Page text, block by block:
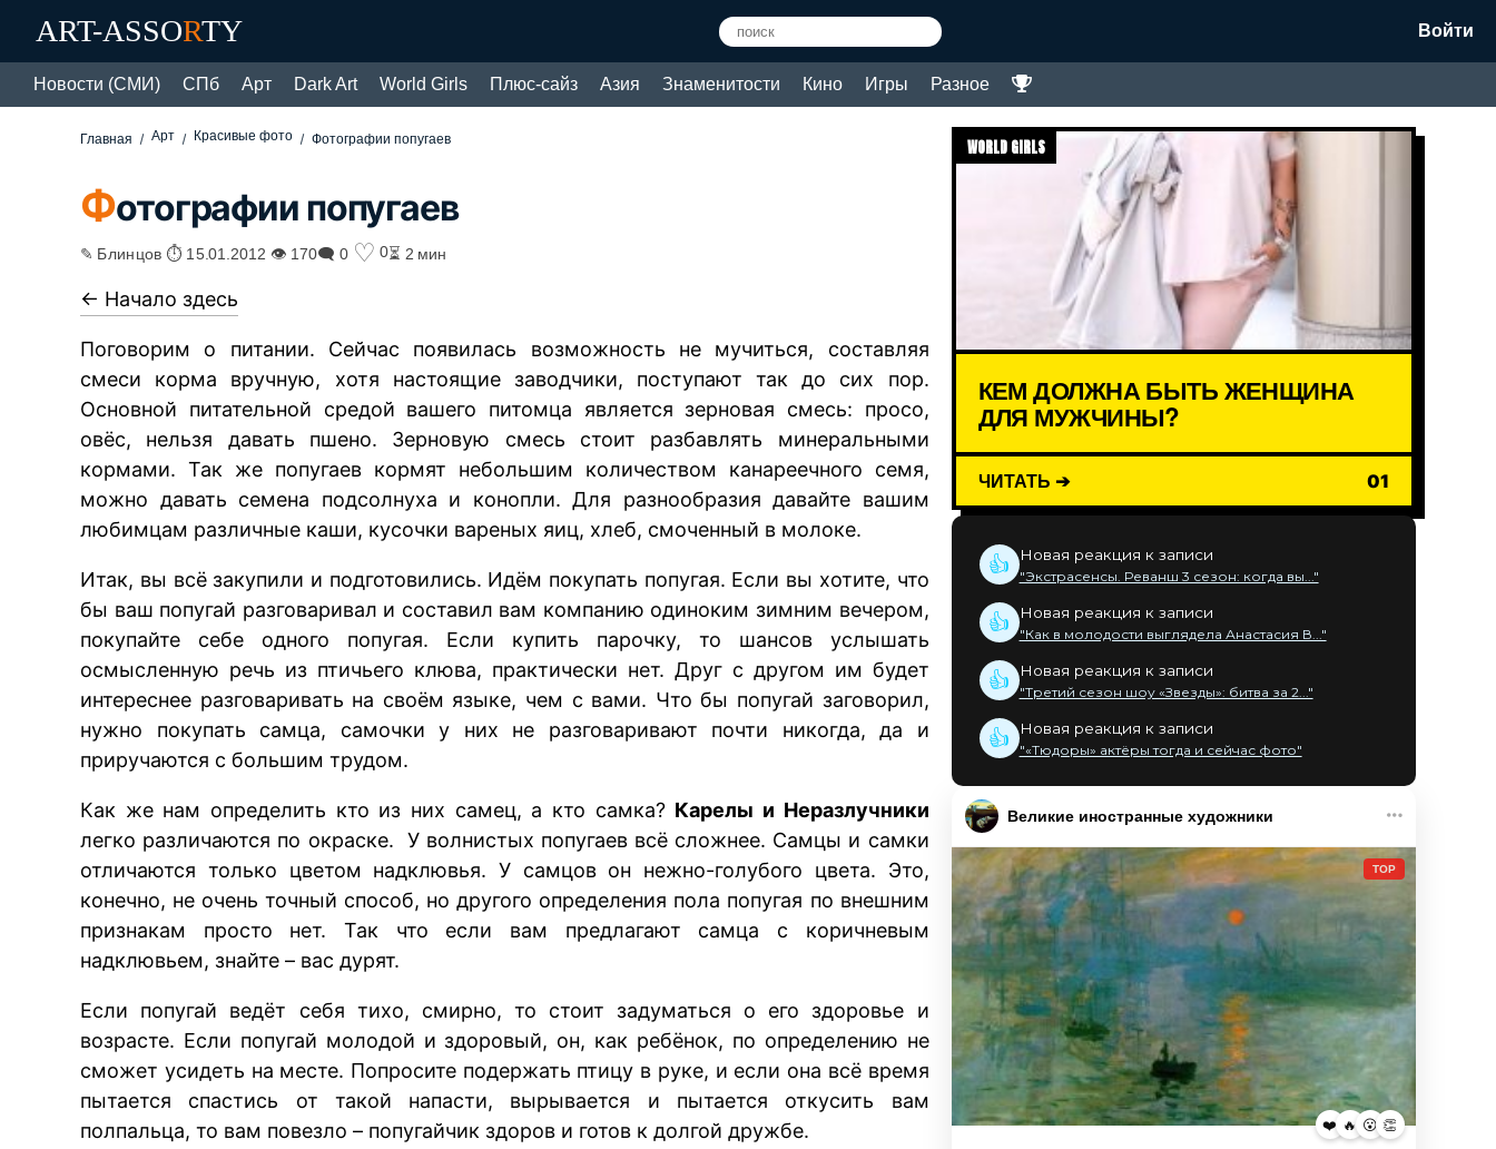
ART-ASSORTY Войти
Новости (СМИ) СПб Арт Dark Art World Girls Плюс-сайз Азия Знаменитости Кино Игры Разное
Главная Арт Красивые фото Фотографии попугаев
Фотографии попугаев
✎ Блинцов ⏱ 15.01.2012 👁 170🗨 0 ♡ 0⏳ 2 мин
<- Начало здесь
Поговорим о питании. Сейчас появилась возможность не мучиться, составляя
смеси корма вручную, хотя настоящие заводчики, поступают так до сих пор.
Основной питательной средой вашего питомца является зерновая смесь: просо,
овёс, нельзя давать пшено. Зерновую смесь стоит разбавлять минеральными
кормами. Так же попугаев кормят небольшим количеством канареечного семя,
можно давать семена подсолнуха и конопли. Для разнообразия давайте вашим
любимцам различные каши, кусочки вареных яиц, хлеб, смоченный в молоке.
Итак, вы всё закупили и подготовились. Идём покупать попугая. Если вы хотите, что
бы ваш попугай разговаривал и составил вам компанию одиноким зимним вечером,
покупайте себе одного попугая. Если купить парочку, то шансов услышать
осмысленную речь из птичьего клюва, практически нет. Друг с другом им будет
интереснее разговаривать на своём языке, чем с вами. Что бы попугай заговорил,
нужно покупать самца, самочки у них не разговаривают почти никогда, да и
приручаются с большим трудом.
Как же нам определить кто из них самец, а кто самка? Карелы и Неразлучники
легко различаются по окраске. У волнистых попугаев всё сложнее. Самцы и самки
отличаются только цветом надклювья. У самцов он нежно-голубого цвета. Это,
конечно, не очень точный способ, но другого определения пола попугая по внешним
признакам просто нет. Так что если вам предлагают самца с коричневым
надклювьем, знайте – вас дурят.
Если попугай ведёт себя тихо, смирно, то стоит задуматься о его здоровье и
возрасте. Если попугай молодой и здоровый, он, как ребёнок, по определению не
сможет усидеть на месте. Попросите подержать птицу в руке, и если она всё время
пытается спастись от такой напасти, вырывается и пытается откусить вам
полпальца, то вам повезло – попугайчик здоров и готов к долгой дружбе.
WORLD GIRLS
КЕМ ДОЛЖНА БЫТЬ ЖЕНЩИНА
ДЛЯ МУЖЧИНЫ?
ЧИТАТЬ ➔ 01
👍 Новая реакция к записи
"Экстрасенсы. Реванш 3 сезон: когда вы..."
👍 Новая реакция к записи
"Как в молодости выглядела Анастасия В..."
👍 Новая реакция к записи
"Третий сезон шоу «Звезды»: битва за 2..."
👍 Новая реакция к записи
"«Тюдоры» актёры тогда и сейчас фото"
Великие иностранные художники
TOP
❤️ 🔥 😮 👏